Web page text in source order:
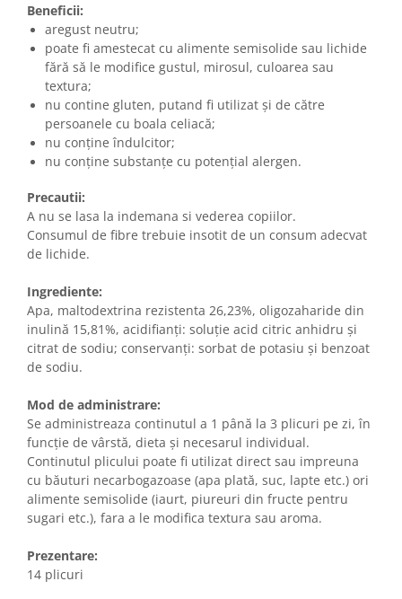
Beneficii:
aregust neutru;
poate fi amestecat cu alimente semisolide sau lichide
fără să le modifice gustul, mirosul, culoarea sau
textura;
nu contine gluten, putand fi utilizat și de către
persoanele cu boala celiacă;
nu conține îndulcitor;
nu conține substanțe cu potențial alergen.
Precautii:
A nu se lasa la indemana si vederea copiilor.
Consumul de fibre trebuie insotit de un consum adecvat
de lichide.
Ingrediente:
Apa, maltodextrina rezistenta 26,23%, oligozaharide din
inulină 15,81%, acidifianți: soluție acid citric anhidru și
citrat de sodiu; conservanți: sorbat de potasiu și benzoat
de sodiu.
Mod de administrare:
Se administreaza continutul a 1 până la 3 plicuri pe zi, în
funcție de vârstă, dieta și necesarul individual.
Continutul plicului poate fi utilizat direct sau impreuna
cu băuturi necarbogazoase (apa plată, suc, lapte etc.) ori
alimente semisolide (iaurt, piureuri din fructe pentru
sugari etc.), fara a le modifica textura sau aroma.
Prezentare:
14 plicuri